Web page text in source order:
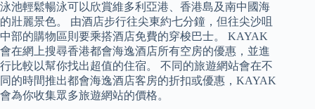
泳池輕鬆暢泳可以欣賞維多利亞港、香港島及南中國海
的壯麗景色。 由酒店步行往尖東約七分鐘，但往尖沙咀
中部的購物區則要乘搭酒店免費的穿梭巴士。 KAYAK
會在網上搜尋香港都會海逸酒店所有空房的優惠，並進
行比較以幫你找出超值的住宿。 不同的旅遊網站會在不
同的時間推出都會海逸酒店客房的折扣或優惠，KAYAK
會為你收集眾多旅遊網站的價格。